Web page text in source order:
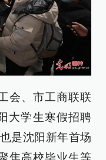
会、市工商联联
大学生寒假招聘
是沈阳新年首场
焦高校毕业生等